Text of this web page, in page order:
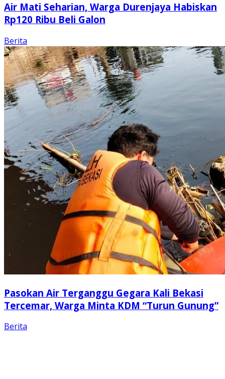
Air Mati Seharian, Warga Durenjaya Habiskan
Rp120 Ribu Beli Galon
Berita
Pasokan Air Terganggu Gegara Kali Bekasi
Tercemar, Warga Minta KDM “Turun Gunung”
Berita